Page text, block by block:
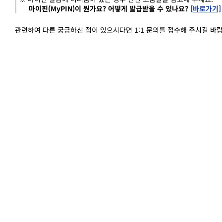
마이핀(MyPIN)이 뭔가요? 어떻게 발급받을 수 있나요? [바로가기]
관련하여 다른 궁금하신 점이 있으시다면 1:1 문의를 접수해 주시길 바